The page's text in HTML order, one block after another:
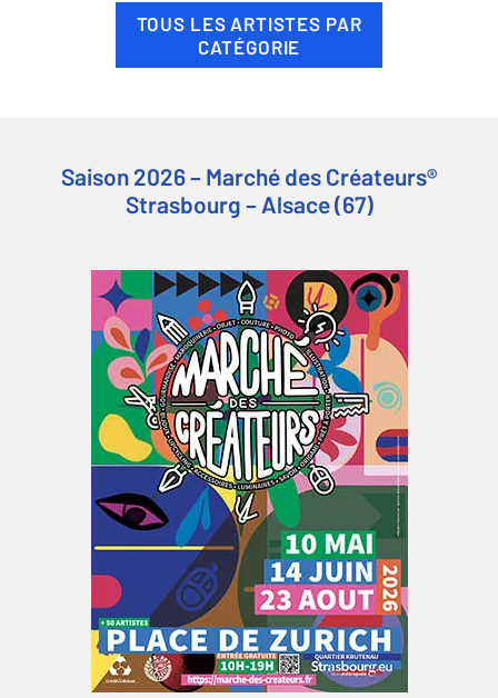
TOUS LES ARTISTES PAR
CATÉGORIE
Saison 2026 – Marché des Créateurs®
Strasbourg – Alsace (67)